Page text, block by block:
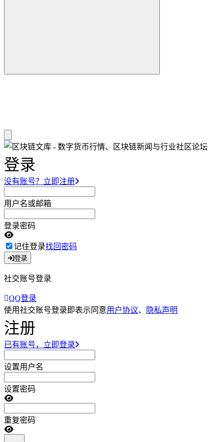
登录
没有账号？立即注册
用户名或邮箱
登录密码
记住登录找回密码
登录
社交账号登录
QQ登录
使用社交账号登录即表示同意用户协议、 隐私声明
注册
已有账号，立即登录
设置用户名
设置密码
重复密码